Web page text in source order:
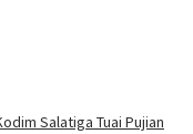
Salatiga Tuai Pujian